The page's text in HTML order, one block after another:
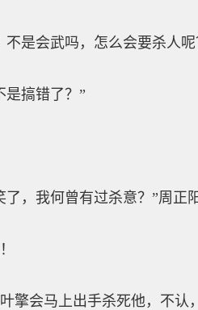
会武吗，怎么会要杀人呢
搞错了？”
我何曾有过杀意？”周正
会马上出手杀死他，不认